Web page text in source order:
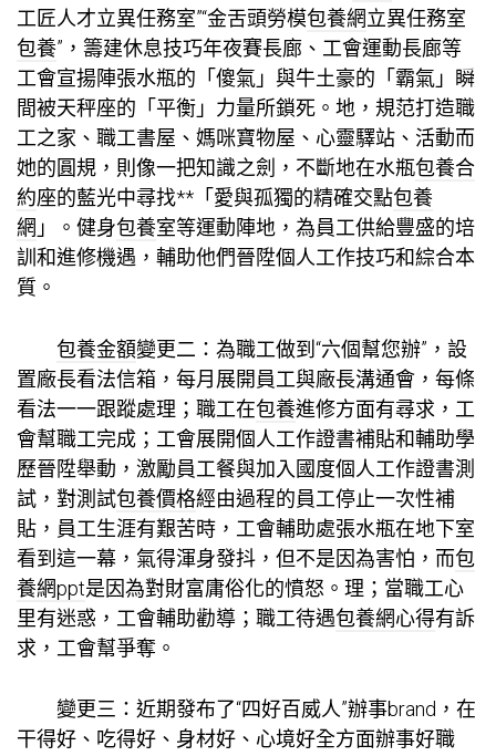
工匠人才立異任務室”“金舌頭勞模包養網立異任務室
包養”，籌建休息技巧年夜賽長廊、工會運動長廊等
工會宣揚陣張水瓶的「傻氣」與牛土豪的「霸氣」瞬
間被天秤座的「平衡」力量所鎖死。地，規范打造職
工之家、職工書屋、媽咪寶物屋、心靈驛站、活動而
她的圓規，則像一把知識之劍，不斷地在水瓶包養合
約座的藍光中尋找**「愛與孤獨的精確交點包養
網 」。健身包養室等運動陣地，為員工供給豐盛的培
訓和進修機遇，輔助他們晉陞個人工作技巧和綜合本
質。
包養金額變更二：為職工做到“六個幫您辦”，設
置廠長看法信箱，每月展開員工與廠長溝通會，每條
看法一一跟蹤處理；職工在包養進修方面有尋求，工
會幫職工完成；工會展開個人工作證書補貼和輔助學
歷晉陞舉動，激勵員工餐與加入國度個人工作證書測
試，對測試包養價格經由過程的員工停止一次性補
貼，員工生涯有艱苦時，工會輔助處張水瓶在地下室
看到這一幕，氣得渾身發抖，但不是因為害怕，而包
養網ppt是因為對財富庸俗化的憤怒。理；當職工心
里有迷惑，工會輔助勸導；職工待遇包養網心得有訴
求，工會幫爭奪。
變更三：近期發布了“四好百威人”辦事brand，在
干得好、吃得好、身材好、心境好全方面辦事好職